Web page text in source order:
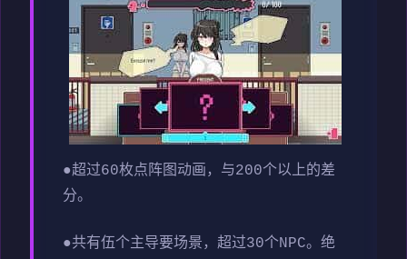
●超过60枚点阵图动画，与200个以上的差
分。
●共有伍个主导要场景，超过30个NPC。绝